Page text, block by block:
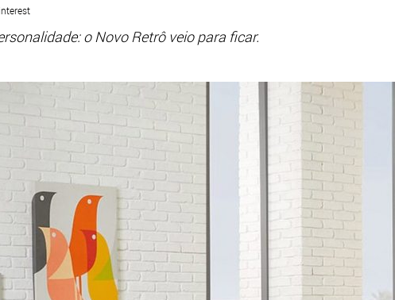
o Novo Retrô veio para ficar.